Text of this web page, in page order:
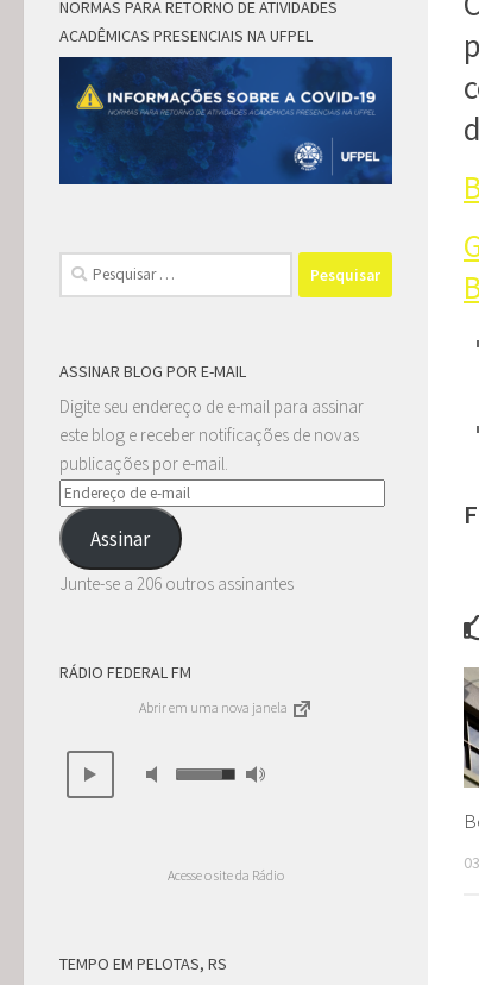
NORMAS PARA RETORNO DE ATIVIDADES
ACADÊMICAS PRESENCIAIS NA UFPEL
Pesquisar
por:
ASSINAR BLOG POR E-MAIL
Digite seu endereço de e-mail para assinar
este blog e receber notificações de novas
publicações por e-mail.
Endereço
de
e-
mail
Assinar
Junte-se a 206 outros assinantes
RÁDIO FEDERAL FM
Abrir em uma nova janela
Acesse o site da Rádio
TEMPO EM PELOTAS, RS